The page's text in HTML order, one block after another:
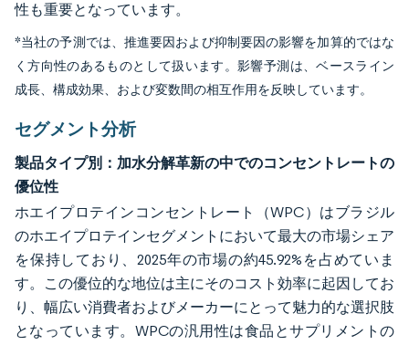
性も重要となっています。
*当社の予測では、推進要因および抑制要因の影響を加算的ではな
く方向性のあるものとして扱います。影響予測は、ベースライン
成長、構成効果、および変数間の相互作用を反映しています。
セグメント分析
製品タイプ別：加水分解革新の中でのコンセントレートの
優位性
ホエイプロテインコンセントレート（WPC）はブラジル
のホエイプロテインセグメントにおいて最大の市場シェア
を保持しており、2025年の市場の約45.92%を占めていま
す。この優位的な地位は主にそのコスト効率に起因してお
り、幅広い消費者およびメーカーにとって魅力的な選択肢
となっています。WPCの汎用性は食品とサプリメントの